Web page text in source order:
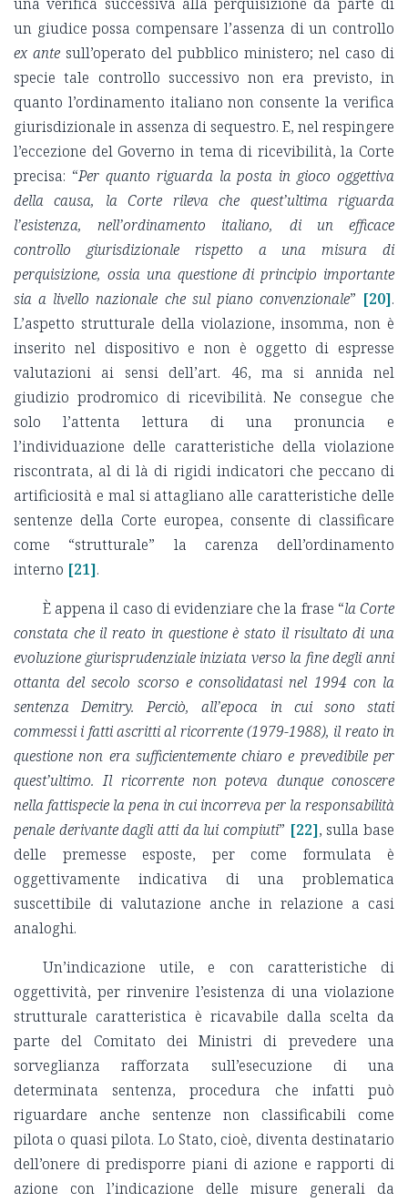
un giudice possa compensare l’assenza di un controllo
ex ante sull’operato del pubblico ministero; nel caso di
specie tale controllo successivo non era previsto, in
quanto l’ordinamento italiano non consente la verifica
giurisdizionale in assenza di sequestro. E, nel respingere
l’eccezione del Governo in tema di ricevibilità, la Corte
precisa: “Per quanto riguarda la posta in gioco oggettiva
della causa, la Corte rileva che quest’ultima riguarda
l’esistenza, nell’ordinamento italiano, di un efficace
controllo giurisdizionale rispetto a una misura di
perquisizione, ossia una questione di principio importante
sia a livello nazionale che sul piano convenzionale” [20].
L’aspetto strutturale della violazione, insomma, non è
inserito nel dispositivo e non è oggetto di espresse
valutazioni ai sensi dell’art. 46, ma si annida nel
giudizio prodromico di ricevibilità. Ne consegue che
solo l’attenta lettura di una pronuncia e
l’individuazione delle caratteristiche della violazione
riscontrata, al di là di rigidi indicatori che peccano di
artificiosità e mal si attagliano alle caratteristiche delle
sentenze della Corte europea, consente di classificare
come “strutturale” la carenza dell’ordinamento
interno [21].
È appena il caso di evidenziare che la frase “la Corte
constata che il reato in questione è stato il risultato di una
evoluzione giurisprudenziale iniziata verso la fine degli anni
ottanta del secolo scorso e consolidatasi nel 1994 con la
sentenza Demitry. Perciò, all’epoca in cui sono stati
commessi i fatti ascritti al ricorrente (1979-1988), il reato in
questione non era sufficientemente chiaro e prevedibile per
quest’ultimo. Il ricorrente non poteva dunque conoscere
nella fattispecie la pena in cui incorreva per la responsabilità
penale derivante dagli atti da lui compiuti” [22], sulla base
delle premesse esposte, per come formulata è
oggettivamente indicativa di una problematica
suscettibile di valutazione anche in relazione a casi
analoghi.
Un’indicazione utile, e con caratteristiche di
oggettività, per rinvenire l’esistenza di una violazione
strutturale caratteristica è ricavabile dalla scelta da
parte del Comitato dei Ministri di prevedere una
sorveglianza rafforzata sull’esecuzione di una
determinata sentenza, procedura che infatti può
riguardare anche sentenze non classificabili come
pilota o quasi pilota. Lo Stato, cioè, diventa destinatario
dell’onere di predisporre piani di azione e rapporti di
azione con l’indicazione delle misure generali da